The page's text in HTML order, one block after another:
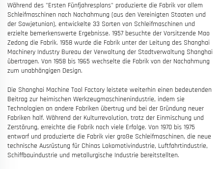
Während des "Ersten Fünfjahresplans" produzierte die Fabrik vor allem
Schleifmaschinen nach Nachahmung (aus den Vereinigten Staaten und
der Sowjetunion), entwickelte 33 Sorten von Schleifmaschinen und
erzielte bemerkenswerte Ergebnisse. 1957 besuchte der Vorsitzende Mao
Zedong die Fabrik. 1958 wurde die Fabrik unter der Leitung des Shanghai
Machinery Industry Bureau der Verwaltung der Stadtverwaltung Shanghai
übertragen. Von 1958 bis 1965 wechselte die Fabrik von der Nachahmung
zum unabhängigen Design.
Die Shanghai Machine Tool Factory leistete weiterhin einen bedeutenden
Beitrag zur heimischen Werkzeugmaschinenindustrie, indem sie
Technologien an andere Fabriken übertrug und bei der Gründung neuer
Fabriken half. Während der Kulturrevolution, trotz der Einmischung und
Zerstörung, erreichte die Fabrik noch viele Erfolge. Von 1970 bis 1975
entwarf und produzierte die Fabrik vier große Schleifmaschinen, die neue
technische Ausrüstung für Chinas Lokomotivindustrie, Luftfahrtindustrie,
Schiffbauindustrie und metallurgische Industrie bereitstellten.